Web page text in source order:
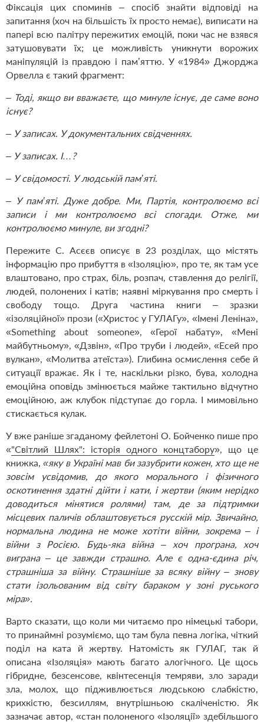
Фіксація цих споминів – спосіб знайти відповіді на
запитання (хоч на більшість їх просто немає), виписати на
папері всю палітру пережитих емоцій, поки час не взявся
затушовувати їх; це можливість уникнути ворожих
маніпуляцій із правдою і пам’яттю. У «1984» Джорджа
Орвелла є такий фрагмент:
– Тоді, якщо ви вважаєте, що минуле існує, де саме воно
існує?
– У записах. У документальних свідченнях.
– У записах. І…?
– У свідомості. У людській пам’яті.
– У пам’яті. Дуже добре. Ми, Партія, контролюємо всі
записи і ми контролюємо всі спогади. Отже, ми
контролюємо минуле, ви згодні?
Пережите С. Асєєв описує в 23 розділах, що містять
інформацію про прибуття в «Ізоляцію», про те, як там усе
влаштовано, про страх, біль, розпач, ставлення до релігії,
людей, полонених і катів; наявні міркування про смерть і
свободу тощо. Друга частина книги – зразки
«ізоляційної» прози («Христос у ГУЛАГу», «Імені Леніна»,
«Something about someone», «Герої набату», «Мені
майбутньому», «Дзвін», «Про труби і людей», «Есей про
вулкан», «Молитва атеїста»). Глибина осмислення себе й
ситуації вражає. Як і те, наскільки різко, бува, холодна
емоційна оповідь змінюється майже тактильно відчутно
емоційною, аж клубок підступає до горла. І мимовільно
стискається кулак.
У вже раніше згаданому фейлетоні О. Бойченко пише про
«"Світлий Шлях": історія одного концтабору», що це
книжка,«яку в Україні мав би зазубрити кожен, хто ще не
зовсім усвідомив, до якого морального і фізичного
оскотинення здатні дійти і кати, і жертви (яким нерідко
доводиться мінятися ролями) там, де за підтримки
місцевих паличів облаштовується русскій мір. Звичайно,
нормальна людина не може хотіти війни, зокрема – і
війни з Росією. Будь-яка війна – хоч програна, хоч
виграна – це завжди страшно. Але є одна-єдина річ,
страшніша за війну. Страшніше за всяку війну – знову
стати ізольованим від світу бараком у зоні руського
міра».
Варто сказати, що коли ми читаємо про німецькі табори,
то принаймні розуміємо, що там була певна логіка, чіткий
поділ на ката й жертву. Натомість як ГУЛАГ, так й
описана «Ізоляція» мають багато алогічного. Це щось
гібридне, безсенсове, квінтесенція темряви, зло заради
зла, молох, що підживлюється людською слабкістю,
крихкістю, безсиллям, внутрішньою скаліченістю. Як
зазначає автор, «стан полоненого «Ізоляції» здебільшого